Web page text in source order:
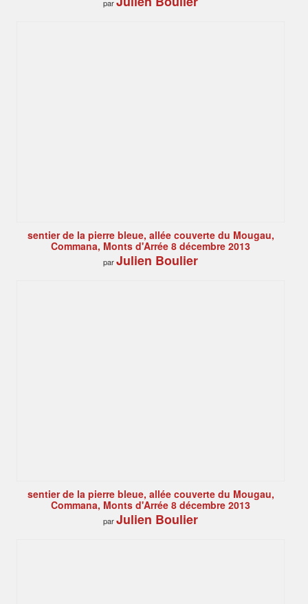
par
sentier de la pierre bleue, allée couverte du Mougau,
Commana, Monts d'Arrée 8 décembre 2013
parJulien Boulier
sentier de la pierre bleue, allée couverte du Mougau,
Commana, Monts d'Arrée 8 décembre 2013
parJulien Boulier